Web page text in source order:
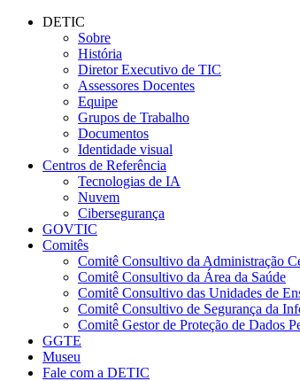
Conteúdo principal
DETIC
Sobre
História
Diretor Executivo de TIC
Assessores Docentes
Equipe
Grupos de Trabalho
Documentos
Identidade visual
Centros de Referência
Tecnologias de IA
Nuvem
Cibersegurança
GOVTIC
Comitês
Comitê Consultivo da Administração
Comitê Consultivo da Área da Saúde
Comitê Consultivo das Unidades de
Comitê Consultivo de Segurança da
Comitê Gestor de Proteção de Dados
GGTE
Museu
Fale com a DETIC